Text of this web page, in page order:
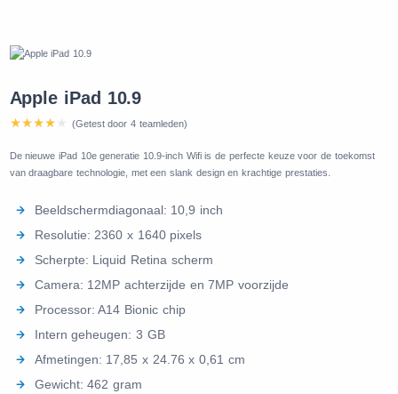
Apple iPad 10.9
(Getest door 4 teamleden)
De nieuwe iPad 10e generatie 10.9-inch Wifi is de perfecte keuze voor de toekomst
van draagbare technologie, met een slank design en krachtige prestaties.
Beeldschermdiagonaal: 10,9 inch
Resolutie: 2360 x 1640 pixels
Scherpte: Liquid Retina scherm
Camera: 12MP achterzijde en 7MP voorzijde
Processor: A14 Bionic chip
Intern geheugen: 3 GB
Afmetingen: 17,85 x 24.76 x 0,61 cm
Gewicht: 462 gram